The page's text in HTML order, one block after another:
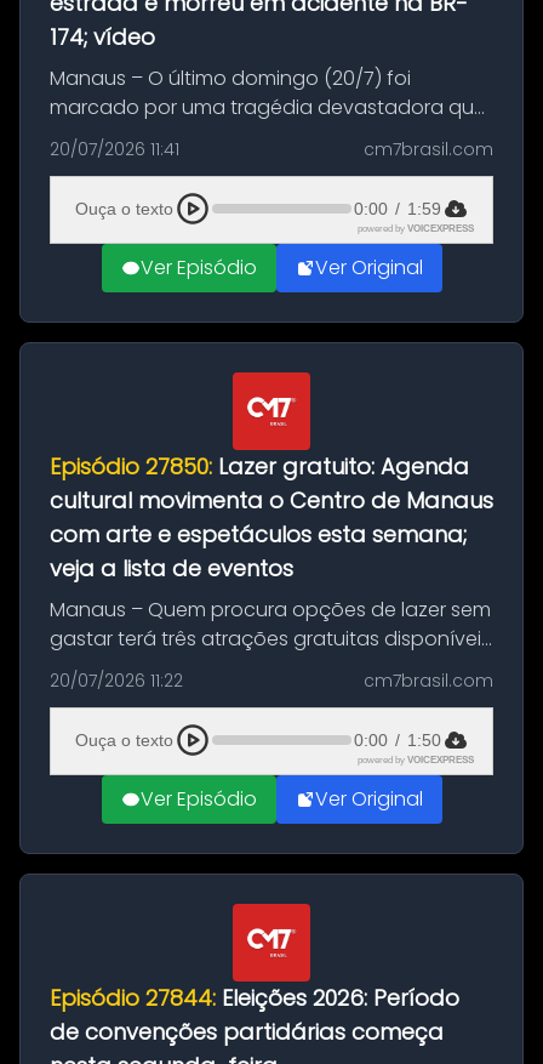
174; vídeo
Manaus – O último domingo (20/7) foi
marcado por uma tragédia devastadora que
resultou na morte precoce de dois jovens na
BR-174, na zona rural de Manaus. Um passeio
com destino a um típico café regio...
20/07/2026 11:41 cm7brasil.com
Ouça o texto 0:00 / 1:59
powered by VOICEXPRESS
Ver Episódio Ver Original
Episódio 27850: Lazer gratuito: Agenda
cultural movimenta o Centro de Manaus
com arte e espetáculos esta semana;
veja a lista de eventos
Manaus – Quem procura opções de lazer sem
gastar terá três atrações gratuitas disponíveis
entre esta segunda-feira (20) e quinta-feira
(23). A programação inclui uma exposição
dedicada à história das ...
20/07/2026 11:22 cm7brasil.com
Ouça o texto 0:00 / 1:50
powered by VOICEXPRESS
Ver Episódio Ver Original
Episódio 27844: Eleições 2026: Período
de convenções partidárias começa